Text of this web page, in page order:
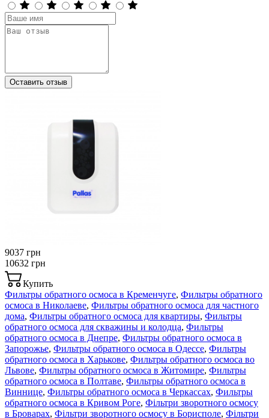
Оставить отзыв
9037 грн
10632 грн
Купить
Фильтры обратного осмоса в Кременчуге, Фильтры обратного
осмоса в Николаеве, Фильтры обратного осмоса для частного
дома, Фильтры обратного осмоса для квартиры, Фильтры
обратного осмоса для скважины и колодца, Фильтры
обратного осмоса в Днепре, Фильтры обратного осмоса в
Запорожье, Фильтры обратного осмоса в Одессе, Фильтры
обратного осмоса в Харькове, Фильтры обратного осмоса во
Львове, Фильтры обратного осмоса в Житомире, Фильтры
обратного осмоса в Полтаве, Фильтры обратного осмоса в
Виннице, Фильтры обратного осмоса в Черкассах, Фильтры
обратного осмоса в Кривом Роге, Фільтри зворотного осмосу
в Броварах, Фільтри зворотного осмосу в Борисполе, Фільтри